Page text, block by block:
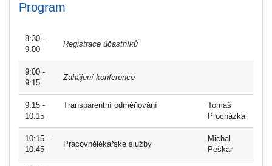
Program
8:30 -
9:00
Registrace účastníků
9:00 -
9:15
Zahájení konference
9:15 -
10:15
Transparentní odměňování
Tomáš
Procházka
10:15 -
10:45
Pracovnělékařské služby
Michal
Peškar